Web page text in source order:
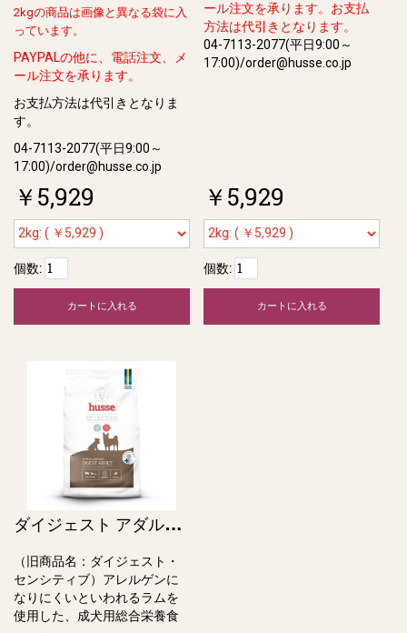
2kgの商品は画像と異なる袋に入
っています。
PAYPALの他に、電話注文、メ
ール注文を承ります。
お支払方法は代引きとなりま
す。
04-7113-2077(平日9:00～
17:00)/order@husse.co.jp
￥5,929
個数:
カートに入れる
ール注文を承ります。お支払
方法は代引きとなります。
04-7113-2077(平日9:00～
17:00)/order@husse.co.jp
￥5,929
個数:
カートに入れる
ダ
イジェスト アダルト / Hypoallergenic Digest Adult（旧ダイジェスト・センシティブ）
（旧商品名：ダイジェスト・
センシティブ）アレルゲンに
なりにくいといわれるラムを
使用した、成犬⽤総合栄養⾷